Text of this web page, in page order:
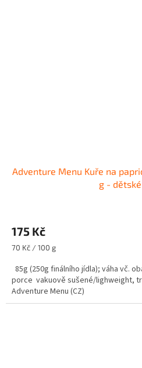
Adventure Menu Kuře na
g -
175 Kč
Měrná
70 Kč / 100 g
85g (250g finálního jídla); váha vč.
porce vakuově sušené/lighweight,
Adventure Menu (CZ)